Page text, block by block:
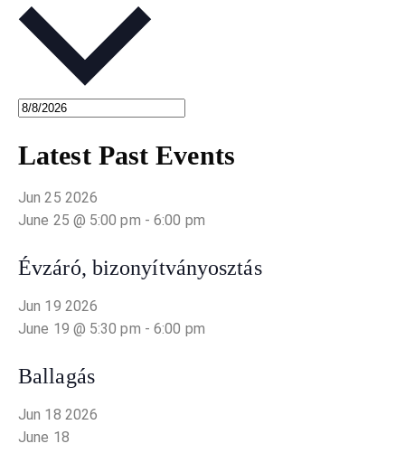
Latest Past Events
Jun25 2026
June 25 @ 5:00 pm -6:00 pm
Évzáró, bizonyítványosztás
Jun 19 2026
June 19 @ 5:30 pm -6:00 pm
Ballagás
Jun 18 2026
June 18